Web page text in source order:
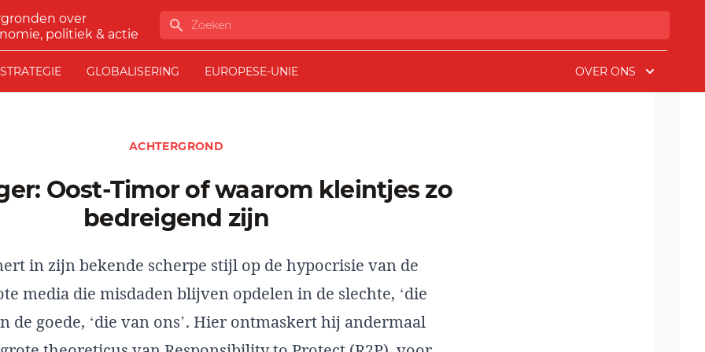
over
politiek & actie
Zoeken
STRATEGIE GLOBALISERING EUROPESE-UNIE OVER ONS
ACHTERGROND
bedreigend zijn
in zijn bekende scherpe stijl op de hypocrisie van de
media die misdaden blijven opdelen in de slechte, ‘die
de goede, ‘die van ons’. Hier ontmaskert hij andermaal